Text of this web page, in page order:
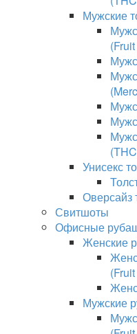
Мужские
Унисекс
Оверсайз
Свитшоты
Офисные
Женские
Мужские